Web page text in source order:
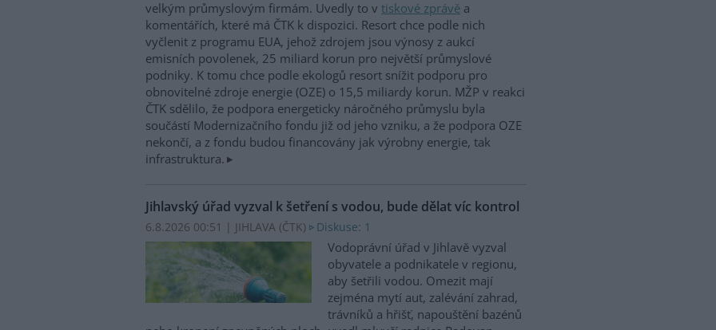
velkým průmyslovým firmám. Uvedly to v tiskové zprávě a
komentářích, které má ČTK k dispozici. Resort chce podle nich
vyčlenit z programu EUA, jehož zdrojem jsou výnosy z aukcí
emisních povolenek, 25 miliard korun pro největší průmyslové
podniky. K tomu chce podle ekologů resort snížit podporu pro
obnovitelné zdroje energie (OZE) o 15,5 miliardy korun. MŽP v reakci
ČTK sdělilo, že podpora energeticky náročného průmyslu byla
součástí Modernizačního fondu již od jeho vzniku, a že podpora OZE
nekončí, a z fondu budou financovány jak výrobny energie, tak
infrastruktura.
Jihlavský úřad vyzval k šetření s vodou, bude dělat víc kontrol
6.8.2026 00:51 | JIHLAVA (ČTK) Diskuse: 1
Vodoprávní úřad v Jihlavě vyzval
obyvatele a podnikatele v regionu,
aby šetřili vodou. Omezit mají
zejména mytí aut, zalévání zahrad,
trávníků a hřišť, napouštění bazénů